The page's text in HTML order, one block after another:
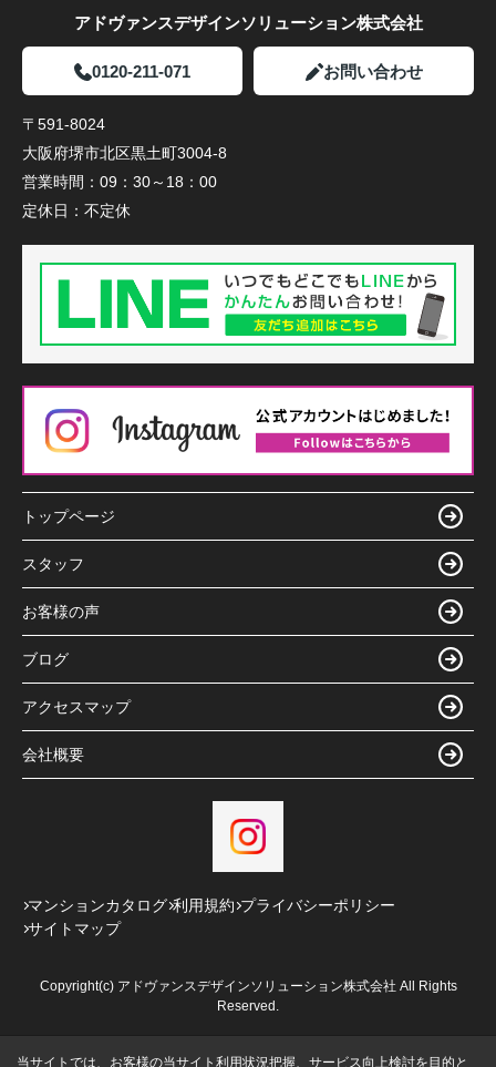
アドヴァンスデザインソリューション株式会社
0120-211-071 お問い合わせ
〒591-8024
大阪府堺市北区黒土町3004-8
営業時間： 09：30～18：00
定休日： 不定休
トップページ
スタッフ
お客様の声
ブログ
アクセスマップ
会社概要
マンションカタログ 利用規約 プライバシーポリシー
サイトマップ
Copyright(c) アドヴァンスデザインソリューション株式会社 All Rights
Reserved.
当サイトでは、お客様の当サイト利用状況把握、サービス向上検討を目的と